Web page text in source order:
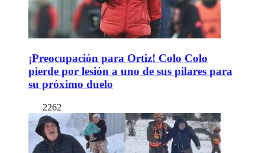
¡Preocupación para Ortiz! Colo Colo
pierde por lesión a uno de sus pilares para
su próximo duelo
2262